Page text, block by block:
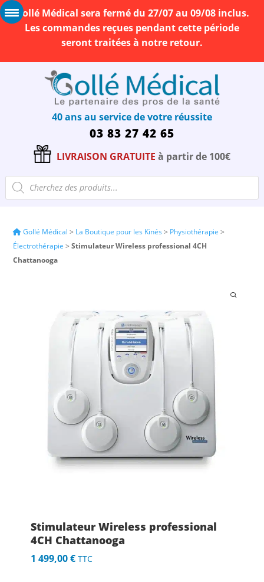
Gollé Médical sera fermé du 27/07 au 09/08 inclus.
Les commandes reçues pendant cette période
seront traitées à notre retour.
40 ans au service de votre réussite
03 83 27 42 65
LIVRAISON GRATUITE à partir de 100€
Recherche
de
produits
Gollé Médical > La Boutique pour les Kinés > Physiothérapie >
Électrothérapie >Stimulateur Wireless professional 4CH
Chattanooga
Stimulateur Wireless professional
4CH Chattanooga
1 499,00€ TTC